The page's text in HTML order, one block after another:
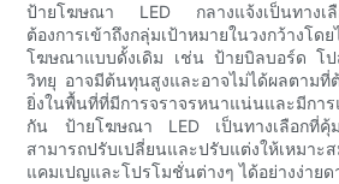
ป้ายโฆษณา LED กลางแจ้งเป็นทางเลื
ต้องการเข้าถึงกลุ่มเป้าหมายในวงกว้างโด
โฆษณาแบบดั้งเดิม เช่น ป้ายบิลบอร์ด โ
วิทยุ อาจมีต้นทุนสูงและอาจไม่ได้ผลตามที่
ยิ่งในพื้นที่ที่มีการจราจรหนาแน่นและมีก
กัน ป้ายโฆษณา LED เป็นทางเลือกที่คุ้
สามารถปรับเปลี่ยนและปรับแต่งให้เหมาะ
แคมเปญและโปรโมชั่นต่างๆ ได้อย่างง่ายด